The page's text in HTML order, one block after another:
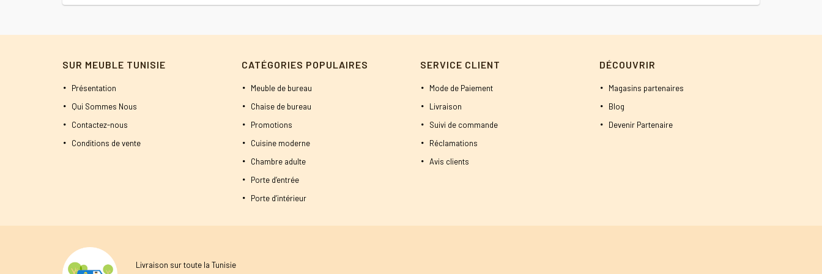
1300 DT. 1250 DT.
prix
prix
1600 DT. 1500 DT.
SUR MEUBLE TUNISIE
Présentation
Qui Sommes Nous
Contactez-nous
Conditions de vente
CATÉGORIES POPULAIRES
Meuble de bureau
Chaise de bureau
Promotions
Cuisine moderne
Chambre adulte
Porte d’entrée
Porte d’intérieur
SERVICE CLIENT
Mode de Paiement
Livraison
Suivi de commande
Réclamations
Avis clients
DÉCOUVRIR
Magasins partenaires
Blog
Devenir Partenaire
Livraison sur toute la Tunisie